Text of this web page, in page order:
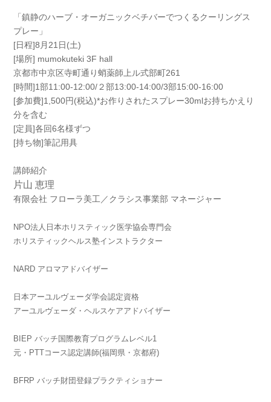
「鎮静のハーブ・オーガニックベチバーでつくるクーリングス
プレー」
[日程]8月21日(土)
[場所] mumokuteki 3F hall
京都市中京区寺町通り蛸薬師上ル式部町261
[時間]1部11:00-12:00/２部13:00-14:00/3部15:00-16:00
[参加費]1,500円(税込)*お作りされたスプレー30mlお持ちかえり
分を含む
[定員]各回6名様ずつ
[持ち物]筆記用具
講師紹介
片山 恵理
有限会社 フローラ美工／クラシス事業部 マネージャー
NPO法人日本ホリスティック医学協会専門会
ホリスティックヘルス塾インストラクター
NARD アロマアドバイザー
日本アーユルヴェーダ学会認定資格
アーユルヴェーダ・ヘルスケアアドバイザー
BIEP バッチ国際教育プログラムレベル1
元・PTTコース認定講師(福岡県・京都府)
BFRP バッチ財団登録プラクティショナー